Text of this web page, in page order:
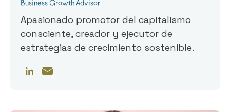
Business Growth Advisor
Apasionado promotor del capitalismo
consciente, creador y ejecutor de
estrategias de crecimiento sostenible.